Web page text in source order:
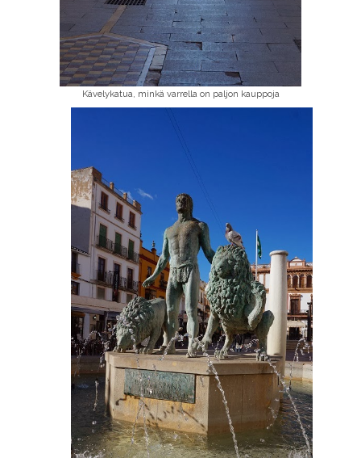
Kävelykatua, minkä varrella on paljon kauppoja